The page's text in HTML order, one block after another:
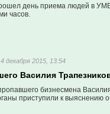
день приема людей в
часов.
декабря 2015, 13:54
Василия
бизнесмена
приступили к выяснению